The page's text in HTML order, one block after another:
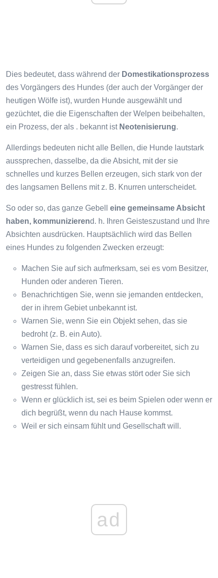
Dies bedeutet, dass während der Domestikationsprozess
des Vorgängers des Hundes (der auch der Vorgänger der
heutigen Wölfe ist), wurden Hunde ausgewählt und
gezüchtet, die die Eigenschaften der Welpen beibehalten,
ein Prozess, der als . bekannt ist Neotenisierung.
Allerdings bedeuten nicht alle Bellen, die Hunde lautstark
aussprechen, dasselbe, da die Absicht, mit der sie
schnelles und kurzes Bellen erzeugen, sich stark von der
des langsamen Bellens mit z. B. Knurren unterscheidet.
So oder so, das ganze Gebell eine gemeinsame Absicht
haben, kommunizierend. h. Ihren Geisteszustand und Ihre
Absichten ausdrücken. Hauptsächlich wird das Bellen
eines Hundes zu folgenden Zwecken erzeugt:
Machen Sie auf sich aufmerksam, sei es vom Besitzer,
Hunden oder anderen Tieren.
Benachrichtigen Sie, wenn sie jemanden entdecken,
der in ihrem Gebiet unbekannt ist.
Warnen Sie, wenn Sie ein Objekt sehen, das sie
bedroht (z. B. ein Auto).
Warnen Sie, dass es sich darauf vorbereitet, sich zu
verteidigen und gegebenenfalls anzugreifen.
Zeigen Sie an, dass Sie etwas stört oder Sie sich
gestresst fühlen.
Wenn er glücklich ist, sei es beim Spielen oder wenn er
dich begrüßt, wenn du nach Hause kommst.
Weil er sich einsam fühlt und Gesellschaft will.
ad